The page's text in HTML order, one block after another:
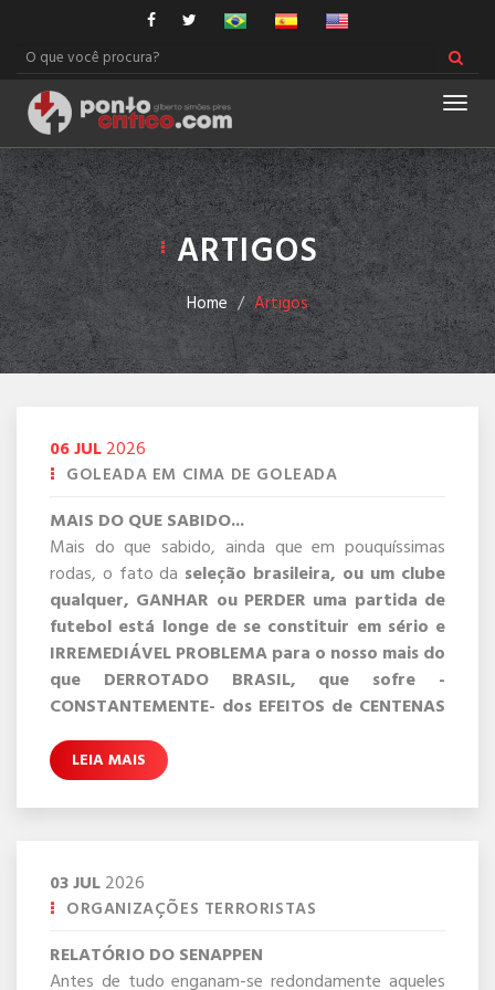
Menu
ARTIGOS
Home Artigos
06JUL2026
GOLEADA EM CIMA DE GOLEADA
MAIS DO QUE SABIDO...
Mais do que sabido, ainda que em pouquíssimas
rodas, o fato da seleção brasileira, ou um clube
qualquer, GANHAR ou PERDER uma partida de
futebol está longe de se constituir em sério e
IRREMEDIÁVEL PROBLEMA para o nosso mais do
que DERROTADO BRASIL, que sofre -
CONSTANTEMENTE- dos EFEITOS de CENTENAS
DE DESGRAÇAS PRODUZIDAS POR DECISÕES
TOMADAS PELOS NOSSOS PÉSSIMOS
GOVERNANTES assim como pela SUPREMA
CORTE.
GOLEADA EM CIMA DE GOLEADA
Tomando por base o resultado dojogo do BRASIL
apenas e tão somente ao FUTEBOL, onde o
placar de 1 x 2 é considerado como apertado. O
REAL E GRANDE PROBLEMA é que o nosso
empobrecido país -PERDE -FRAGOROSAMENTE-
LEIA MAIS
03JUL2026
ORGANIZAÇÕES TERRORISTAS
RELATÓRIO DO SENAPPEN
Antes de tudo enganam-se redondamente aqueles